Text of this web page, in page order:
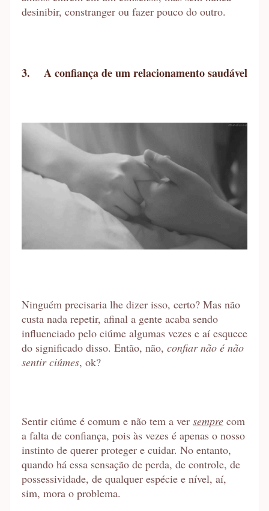
desinibir, constranger ou fazer pouco do outro.
3. A confiança de um relacionamento saudável
Ninguém precisaria lhe dizer isso, certo? Mas não
custa nada repetir, afinal a gente acaba sendo
influenciado pelo ciúme algumas vezes e aí esquece
do significado disso. Então, não, confiar não é não
sentir ciúmes, ok?
Sentir ciúme é comum e não tem a ver sempre com
a falta de confiança, pois às vezes é apenas o nosso
instinto de querer proteger e cuidar. No entanto,
quando há essa sensação de perda, de controle, de
possessividade, de qualquer espécie e nível, aí,
sim, mora o problema.